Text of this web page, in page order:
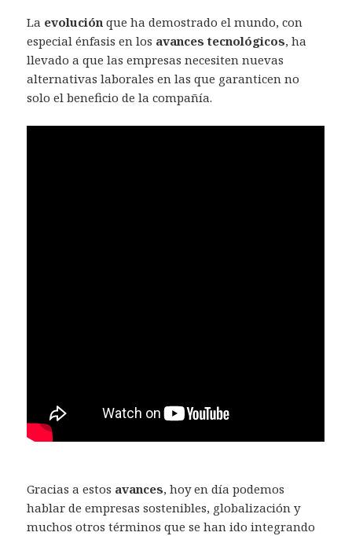
La evolución que ha demostrado el mundo, con
especial énfasis en los avances tecnológicos, ha
llevado a que las empresas necesiten nuevas
alternativas laborales en las que garanticen no
solo el beneficio de la compañía.
Gracias a estos avances, hoy en día podemos
hablar de empresas sostenibles, globalización y
muchos otros términos que se han ido integrando